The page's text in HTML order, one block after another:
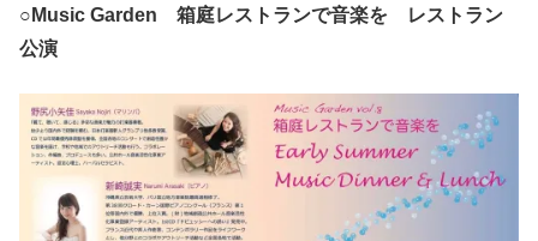
○Music Garden 箱庭レストランで音楽を レストラン
公演